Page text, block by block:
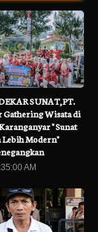
SUNAT,PT.
Gathering Wisata di
" Sunat
Lebih Modern"
AM